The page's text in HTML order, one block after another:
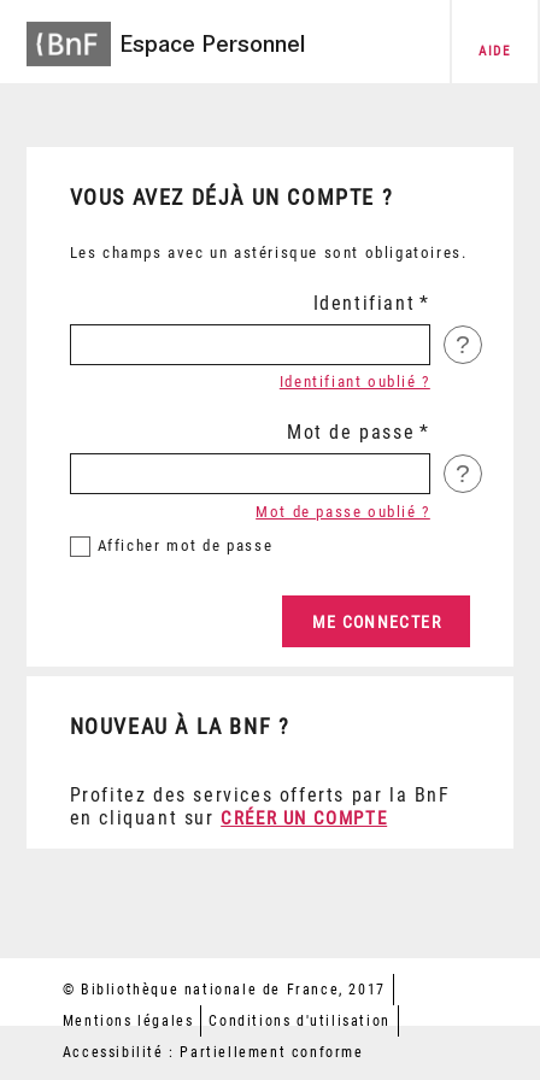
Espace Personnel AIDE
VOUS AVEZ DÉJÀ UN COMPTE ?
Les champs avec un astérisque sont obligatoires.
Identifiant
?
Identifiant oublié ?
Mot de passe
?
Afficher mot de passe
Mot de passe oublié ?
NOUVEAU À LA BNF ?
Profitez des services offerts par la BnF
en cliquant sur CRÉER UN COMPTE
© Bibliothèque nationale de France, 2017
Mentions légales
Conditions d'utilisation
Accessibilité : Partiellement conforme